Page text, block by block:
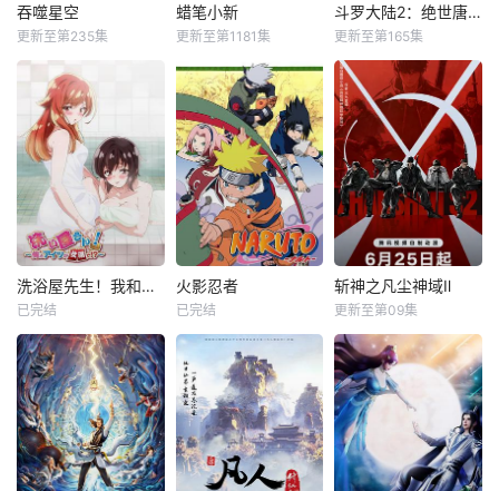
吞噬星空
更新至第235集
蜡笔小新
更新至第1181集
斗罗大陆2：绝世唐门
更新至第165集
洗浴屋先生！我和那家伙在女浴池！？
已完结
火影忍者
已完结
斩神之凡尘神域Ⅱ
更新至第09集